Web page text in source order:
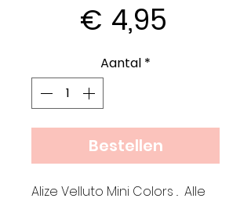
€ 4,95
Aantal *
Bestellen
Alize Velluto Mini Colors .. Alle